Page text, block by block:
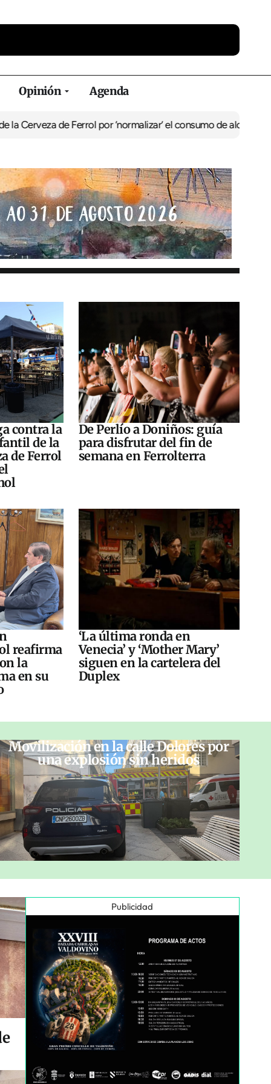
Opinión Agenda
Ferrol por ‘normalizar’ el consumo de alcoholDe Perlío a
contra la
de la
de Ferrol
De Perlío a Doniños: guía
para disfrutar del fin de
semana en Ferrolterra
reafirma
la
en su
‘La última ronda en
Venecia’ y ‘Mother Mary’
siguen en la cartelera del
Duplex
Movilización en la calle Dolores por
una explosión sin heridos
Publicidad